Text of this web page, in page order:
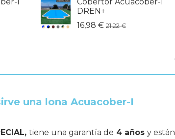
I
Cobertor Acuacober-I
DREN+
16,98 € 21,22 €
una lona Acuacober-I
tiene una garantía de 4 años y están